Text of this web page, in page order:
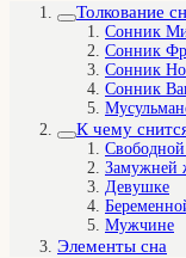
Толкование
Сонник
Сонник
Сонник
Сонник
К чему
Замужней
Девушке
Мужчине
Элементы сна